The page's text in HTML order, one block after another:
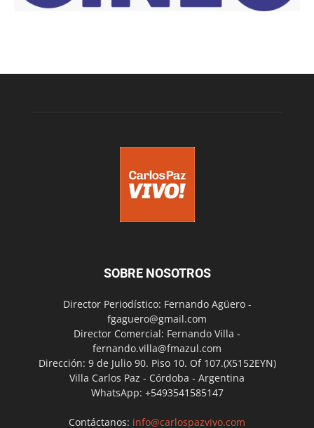
SOBRE NOSOTROS
Director Periodístico: Fernando Agüero -
fgaguero@gmail.com
Director Comercial: Fernando Villa -
fernando.villa@fmazul.com
Dirección: 9 de Julio 90. Piso 10. Of 107.(X5152EYN)
Villa Carlos Paz - Córdoba - Argentina
WhatsApp: +5493541585147
Contáctanos: info@carlospazvivo.com